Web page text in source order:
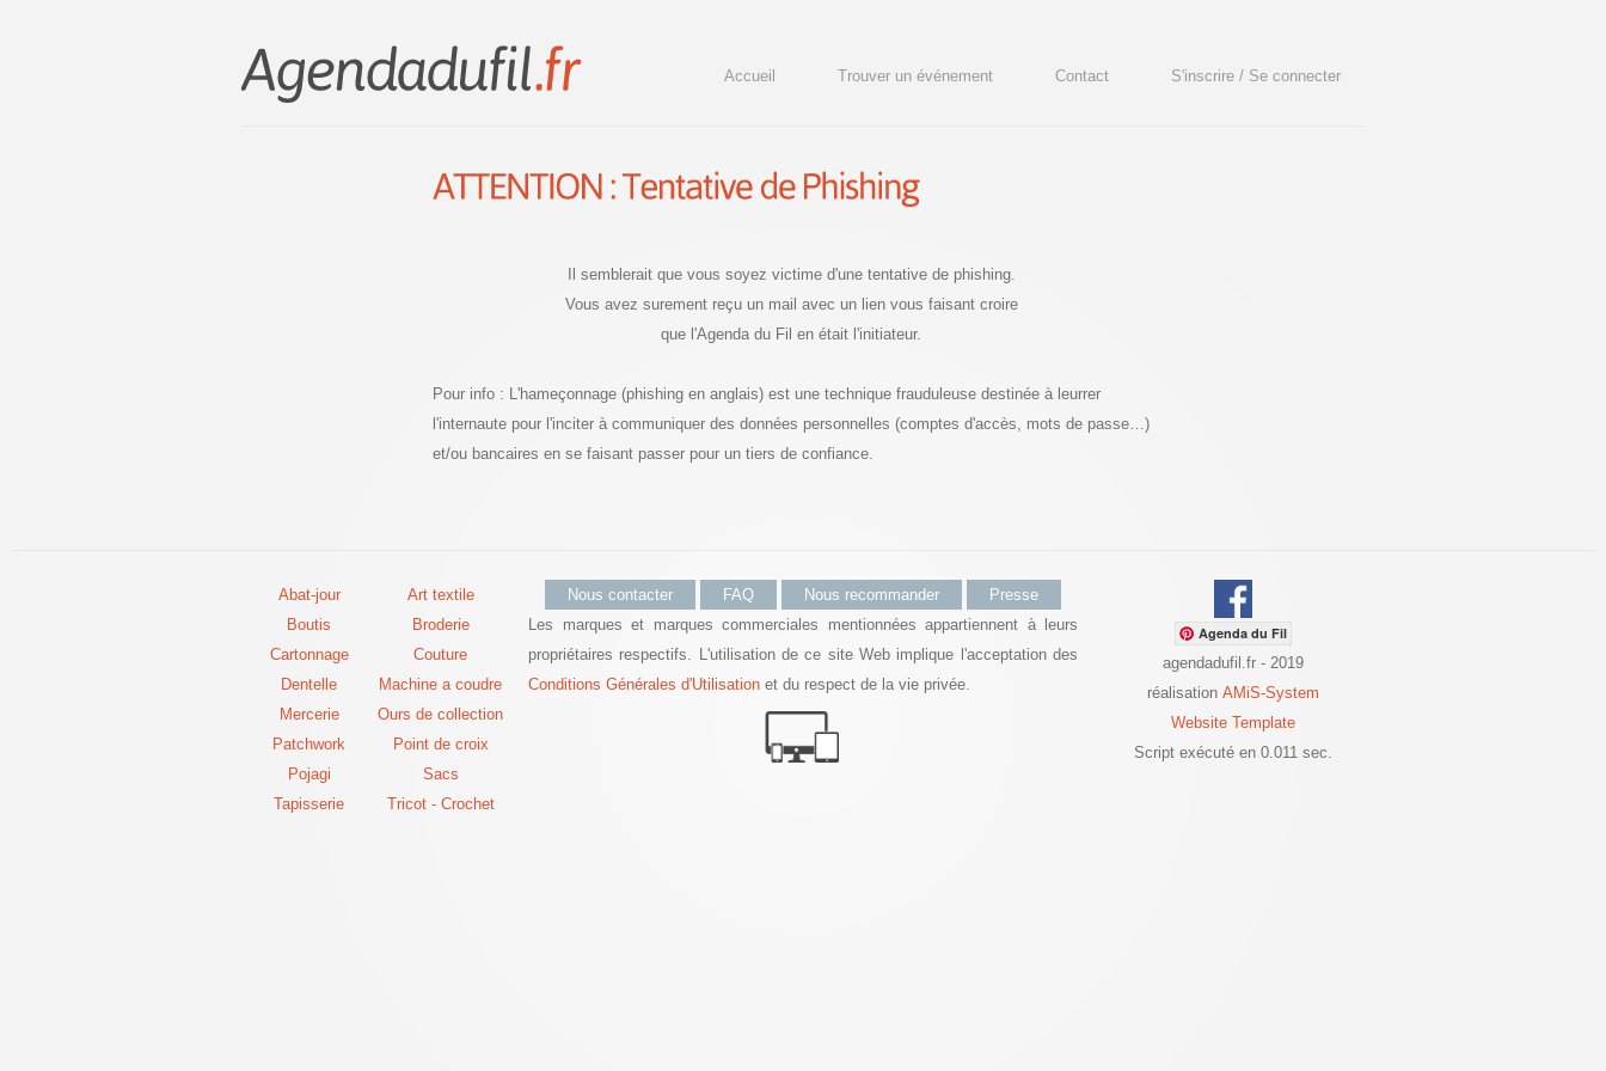
Accueil Trouver un événement Contact S'inscrire / Se connecter
Il semblerait que vous soyez victime d'une tentative de phishing.
Vous avez surement reçu un mail avec un lien vous faisant croire
que l'Agenda du Fil en était l'initiateur.
Pour info : L'hameçonnage (phishing en anglais) est une technique frauduleuse destinée à leurrer
l'internaute pour l'inciter à communiquer des données personnelles (comptes d'accès, mots de passe…)
et/ou bancaires en se faisant passer pour un tiers de confiance.
Abat-jour
Art textile
Boutis
Broderie
Cartonnage
Couture
Dentelle
Machine a coudre
Mercerie
Ours de collection
Patchwork
Point de croix
Pojagi
Sacs
Tapisserie
Tricot - Crochet
Nous contacter FAQ Nous recommander
Presse
Les marques et marques commerciales mentionnées appartiennent à leurs
propriétaires respectifs. L'utilisation de ce site Web implique l'acceptation des
Conditions Générales d'Utilisation et du respect de la vie privée.
Agenda du Fil
agendadufil.fr - 2019
réalisation AMiS-System
Website Template
Script exécuté en 0.011 sec.